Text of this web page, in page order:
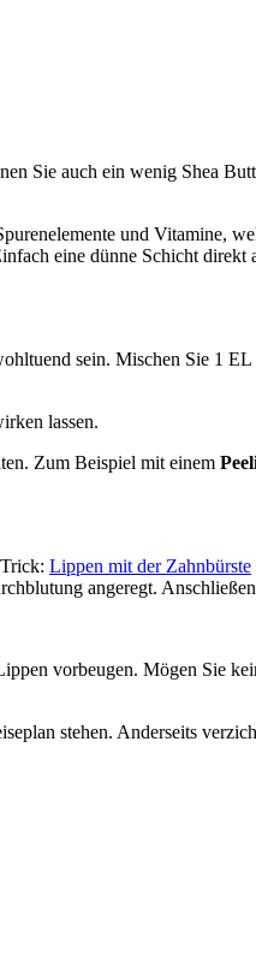
Sie auch ein wenig Shea
und Vitamine,
eine dünne Schicht
sein. Mischen Sie 1
lassen.
Zum Beispiel mit einem
Lippen mit der Zahnbürste
angeregt.
vorbeugen. Mögen Sie
stehen. Anderseits